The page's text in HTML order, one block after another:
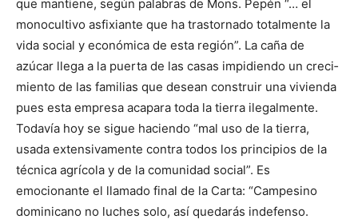
que mantiene, según palabras de Mons. Pepén “… el
monocultivo asfixiante que ha trastornado totalmente la
vida social y económica de esta región”. La caña de
azúcar llega a la puerta de las casas impidiendo un creci­
miento de las familias que desean construir una vivienda
pues esta empresa acapara toda la tierra ilegalmente.
Todavía hoy se sigue haciendo “mal uso de la tierra,
usada extensivamente contra todos los principios de la
técnica agrícola y de la comunidad social”. Es
emocionante el llamado final de la Carta: “Campesino
dominicano no luches solo, así quedarás indefenso.